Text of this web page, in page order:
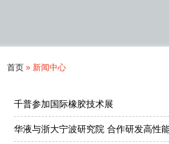
首页 » 新闻中心
千普参加国际橡胶技术展
华液与浙大宁波研究院 合作研发高性